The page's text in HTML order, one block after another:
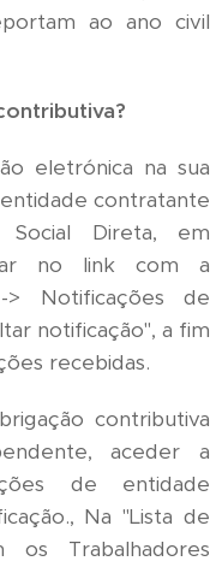
ao ano civil
eletrónica na sua
contratante
Direta, em
no link com a
> Notificações de
notificação", a fim
recebidas.
contributiva
aceder a
de entidade
Na "Lista de
os Trabalhadores